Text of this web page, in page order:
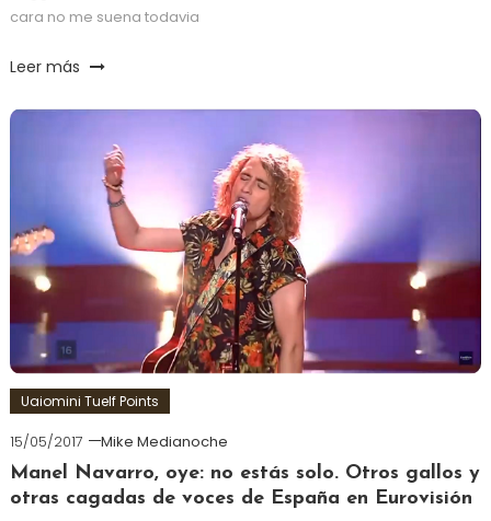
cara no me suena todavia
Leer más
Uaiomini Tuelf Points
15/05/2017
Mike Medianoche
Manel Navarro, oye: no estás solo. Otros gallos y
otras cagadas de voces de España en Eurovisión